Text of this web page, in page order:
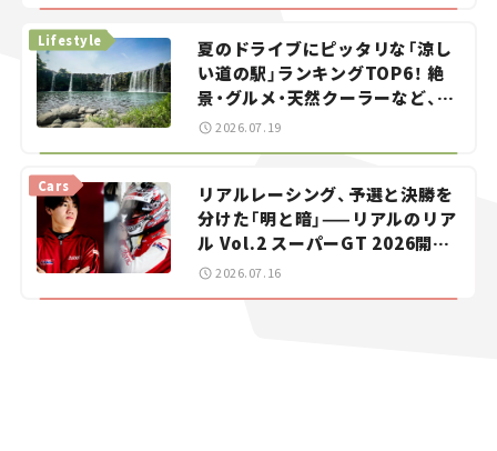
夏のドライブにピッタリな「涼し
い道の駅」ランキングTOP6！ 絶
景・グルメ・天然クーラーなど、避
暑におすすめのスポットを紹介
【道の駅マニアの推し駅ガイド】
Lifestyle
2026.07.19
リアルレーシング、予選と決勝を
分けた「明と暗」——リアルのリア
ル Vol.2 スーパーGT 2026開幕
戦 岡山国際サーキット
Cars
2026.07.16